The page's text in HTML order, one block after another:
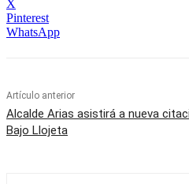
X
Pinterest
WhatsApp
Artículo anterior
Alcalde Arias asistirá a nueva
Bajo Llojeta